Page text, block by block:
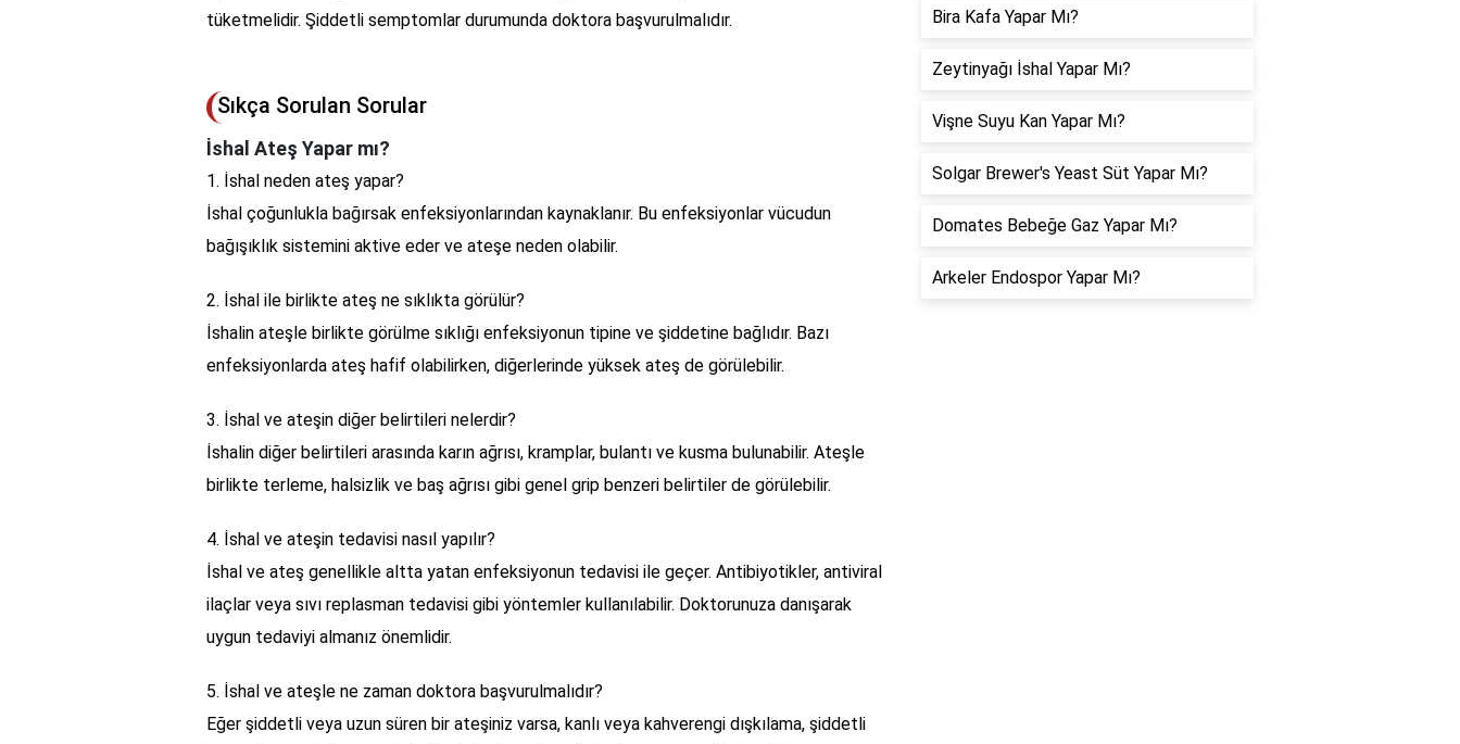
tüketmelidir. Şiddetli semptomlar durumunda doktora başvurulmalıdır.
Sıkça Sorulan Sorular
İshal Ateş Yapar mı?
1. İshal neden ateş yapar?
İshal çoğunlukla bağırsak enfeksiyonlarından kaynaklanır. Bu enfeksiyonlar vücudun
bağışıklık sistemini aktive eder ve ateşe neden olabilir.
2. İshal ile birlikte ateş ne sıklıkta görülür?
İshalin ateşle birlikte görülme sıklığı enfeksiyonun tipine ve şiddetine bağlıdır. Bazı
enfeksiyonlarda ateş hafif olabilirken, diğerlerinde yüksek ateş de görülebilir.
3. İshal ve ateşin diğer belirtileri nelerdir?
İshalin diğer belirtileri arasında karın ağrısı, kramplar, bulantı ve kusma bulunabilir. Ateşle
birlikte terleme, halsizlik ve baş ağrısı gibi genel grip benzeri belirtiler de görülebilir.
4. İshal ve ateşin tedavisi nasıl yapılır?
İshal ve ateş genellikle altta yatan enfeksiyonun tedavisi ile geçer. Antibiyotikler, antiviral
ilaçlar veya sıvı replasman tedavisi gibi yöntemler kullanılabilir. Doktorunuza danışarak
uygun tedaviyi almanız önemlidir.
5. İshal ve ateşle ne zaman doktora başvurulmalıdır?
Eğer şiddetli veya uzun süren bir ateşiniz varsa, kanlı veya kahverengi dışkılama, şiddetli
Bira Kafa Yapar Mı?
Zeytinyağı İshal Yapar Mı?
Vişne Suyu Kan Yapar Mı?
Solgar Brewer's Yeast Süt Yapar Mı?
Domates Bebeğe Gaz Yapar Mı?
Arkeler Endospor Yapar Mı?